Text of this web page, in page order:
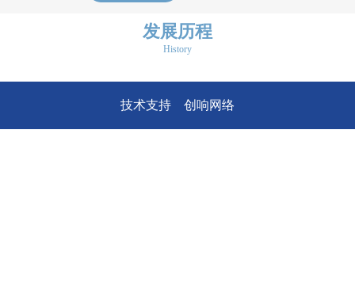
发展历程
History
技术支持 创响网络